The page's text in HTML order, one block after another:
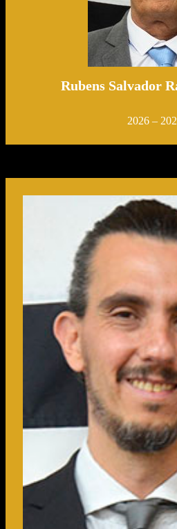
Rubens Salvador
2026 –